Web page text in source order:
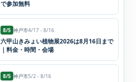
で参加無料
8/5 神戸市4/17 - 8/16
六甲山きみょい植物展2026は8月16日まで
｜料金・時間・会場
8/5 神戸市5/2 - 8/16